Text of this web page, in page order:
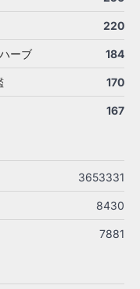
220
ーブ 184
170
167
3653331
8430
7881